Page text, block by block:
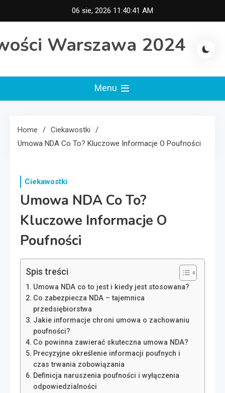
to
06 sie, 2026 11:40:41 AM
Warszawa 2024
Menu
Home
Ciekawostki
Umowa NDA Co To? Kluczowe Informacje O Poufności
Ciekawostki
Umowa NDA Co To?
Kluczowe Informacje O
Poufności
Spis treści
Umowa NDA co to jest i kiedy jest stosowana?
Co zabezpiecza NDA – tajemnica
przedsiębiorstwa
Jakie informacje chroni umowa o zachowaniu
poufności?
Co powinna zawierać skuteczna umowa NDA?
Precyzyjne określenie informacji poufnych i
czas trwania zobowiązania
Definicja naruszenia poufności i wyłączenia
odpowiedzialności